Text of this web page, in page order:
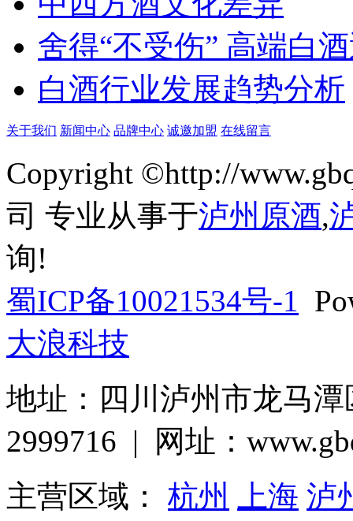
舍得“不受伤” 高端白
白酒行业发展趋势分析
关于我们 新闻中心 品牌中心 诚邀加盟 在线留言
Copyright ©http://
司 专业从事于泸州原酒,
询!
蜀ICP备10021534号-1
大浪科技
地址：四川泸州市龙马
2999716 | 网址：
主营区域： 杭州 上海 泸